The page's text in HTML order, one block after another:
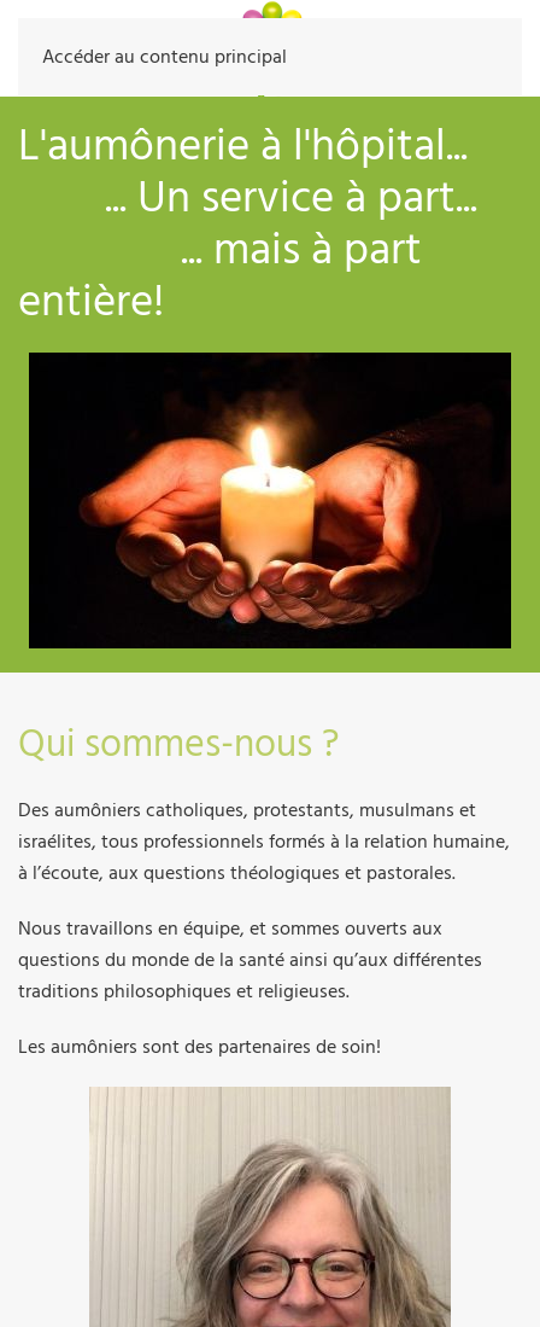
Accéder au contenu principal
L'aumônerie à l'hôpital...
... Un service à part...
... mais à part
entière!
Qui sommes-nous ?
Des aumôniers catholiques, protestants, musulmans et
israélites, tous professionnels formés à la relation humaine,
à l’écoute, aux questions théologiques et pastorales.
Nous travaillons en équipe, et sommes ouverts aux
questions du monde de la santé ainsi qu’aux différentes
traditions philosophiques et religieuses.
Les aumôniers sont des partenaires de soin!